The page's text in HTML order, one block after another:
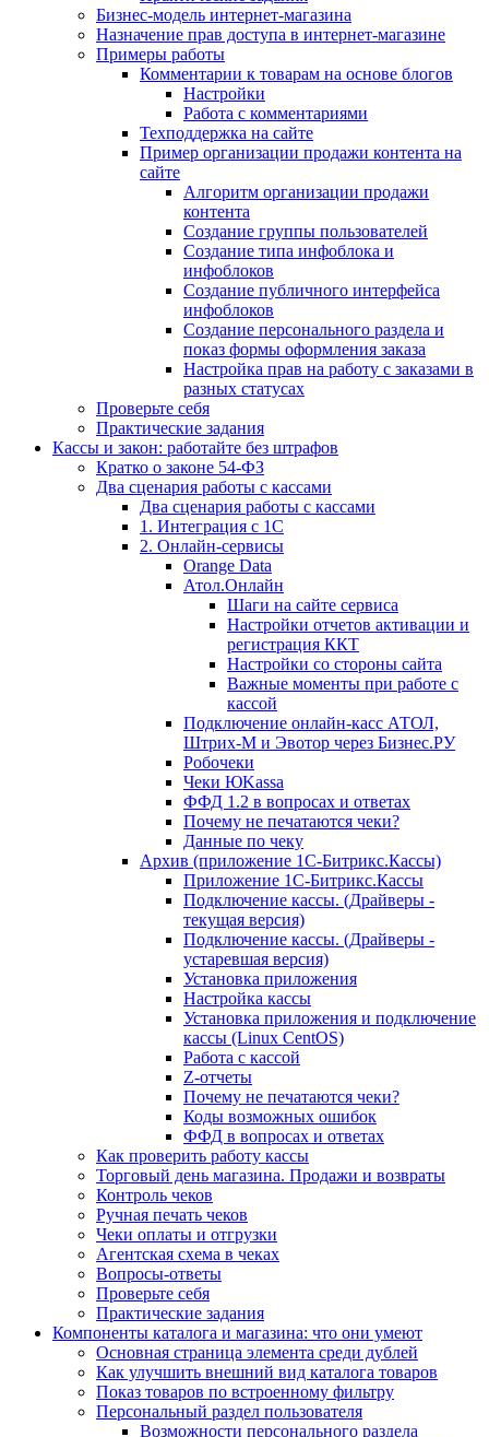
Бизнес-модель интернет-магазина
Назначение прав доступа в интернет-магазине
Примеры работы
Комментарии к товарам на основе блогов
Настройки
Работа с комментариями
Техподдержка на сайте
Пример организации продажи контента на
сайте
Алгоритм организации продажи
контента
Создание группы пользователей
Создание типа инфоблока и
инфоблоков
Создание публичного интерфейса
инфоблоков
Создание персонального раздела и
показ формы оформления заказа
Настройка прав на работу с заказами в
разных статусах
Проверьте себя
Практические задания
Кассы и закон: работайте без штрафов
Кратко о законе 54-ФЗ
Два сценария работы с кассами
Два сценария работы с кассами
1. Интеграция с 1С
2. Онлайн-сервисы
Orange Data
Атол.Онлайн
Шаги на сайте сервиса
Настройки отчетов активации и
регистрация ККТ
Настройки со стороны сайта
Важные моменты при работе с
кассой
Подключение онлайн-касс АТОЛ,
Штрих-М и Эвотор через Бизнес.РУ
Робочеки
Чеки ЮKassa
ФФД 1.2 в вопросах и ответах
Почему не печатаются чеки?
Данные по чеку
Архив (приложение 1С-Битрикс.Кассы)
Приложение 1С-Битрикс.Кассы
Подключение кассы. (Драйверы -
текущая версия)
Подключение кассы. (Драйверы -
устаревшая версия)
Установка приложения
Настройка кассы
Установка приложения и подключение
кассы (Linux CentOS)
Работа с кассой
Z-отчеты
Почему не печатаются чеки?
Коды возможных ошибок
ФФД в вопросах и ответах
Как проверить работу кассы
Торговый день магазина. Продажи и возвраты
Контроль чеков
Ручная печать чеков
Чеки оплаты и отгрузки
Агентская схема в чеках
Вопросы-ответы
Проверьте себя
Практические задания
Компоненты каталога и магазина: что они умеют
Основная страница элемента среди дублей
Как улучшить внешний вид каталога товаров
Показ товаров по встроенному фильтру
Персональный раздел пользователя
Возможности персонального раздела